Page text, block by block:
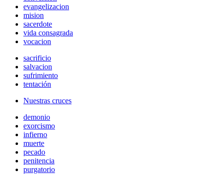
evangelizacion
mision
sacerdote
vida consagrada
vocacion
sacrificio
salvacion
sufrimiento
tentación
Nuestras cruces
demonio
exorcismo
infierno
muerte
pecado
penitencia
purgatorio